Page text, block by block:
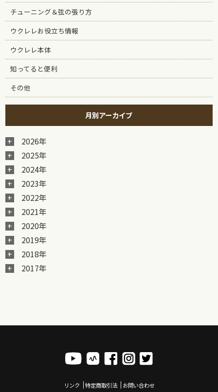
チューニング＆弦の張り方
ウクレレお役立ち情報
ウクレレ本体
知ってると便利
その他
月別アーカイブ
2026年
2025年
2024年
2023年
2022年
2021年
2020年
2019年
2018年
2017年
リンク 特定商取引法 お問い合わせ